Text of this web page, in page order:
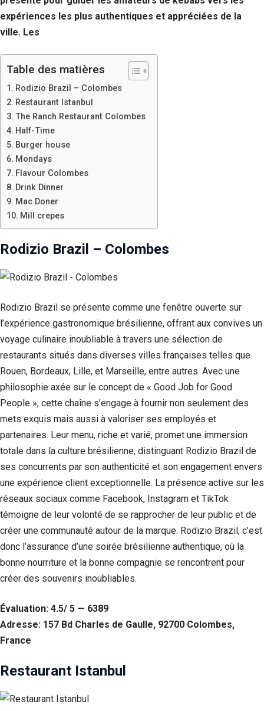
expériences les plus authentiques et appréciées de la
ville. Les
Table des matières
Rodizio Brazil – Colombes
Restaurant Istanbul
The Ranch Restaurant Colombes
Half-Time
Burger house
Mondays
Flavour Colombes
Drink Dinner
Mac Doner
Mill crepes
Rodizio Brazil – Colombes
Rodizio Brazil se présente comme une fenêtre ouverte sur
l’expérience gastronomique brésilienne, offrant aux convives un
voyage culinaire inoubliable à travers une sélection de
restaurants situés dans diverses villes françaises telles que
Rouen, Bordeaux, Lille, et Marseille, entre autres. Avec une
philosophie axée sur le concept de « Good Job for Good
People », cette chaîne s’engage à fournir non seulement des
mets exquis mais aussi à valoriser ses employés et
partenaires. Leur menu, riche et varié, promet une immersion
totale dans la culture brésilienne, distinguant Rodizio Brazil de
ses concurrents par son authenticité et son engagement envers
une expérience client exceptionnelle. La présence active sur les
réseaux sociaux comme Facebook, Instagram et TikTok
témoigne de leur volonté de se rapprocher de leur public et de
créer une communauté autour de la marque. Rodizio Brazil, c’est
donc l’assurance d’une soirée brésilienne authentique, où la
bonne nourriture et la bonne compagnie se rencontrent pour
créer des souvenirs inoubliables.
Évaluation: 4.5/ 5 — 6389
Adresse: 157 Bd Charles de Gaulle, 92700 Colombes,
France
Restaurant Istanbul